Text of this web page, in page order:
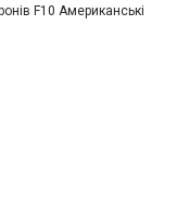
F10 Американські